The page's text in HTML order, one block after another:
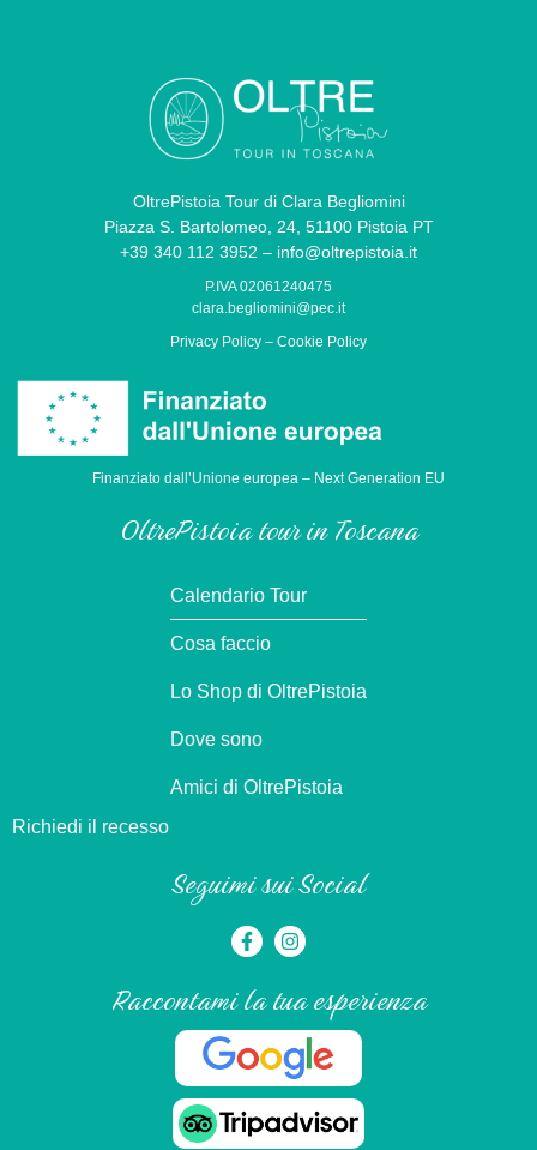
OltrePistoia Tour di Clara Begliomini
Piazza S. Bartolomeo, 24, 51100 Pistoia PT
+39 340 112 3952 – info@oltrepistoia.it
P.IVA 02061240475
clara.begliomini@pec.it
Privacy Policy – Cookie Policy
Finanziato dall’Unione europea – Next Generation EU
OltrePistoia tour in Toscana
Calendario Tour
Cosa faccio
Lo Shop di OltrePistoia
Dove sono
Amici di OltrePistoia
Richiedi il recesso
Seguimi sui Social
Raccontami la tua esperienza